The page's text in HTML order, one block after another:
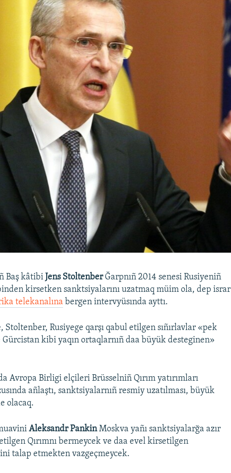
Baş kâtibi Jens Stoltenber Ğarpnıñ 2014 senesi Rusiyeniñ
kirsetken sanktsiyalarını uzatmaq müim ola, dep israr
telekanalına bergen intervyüsında ayttı.
Rusiyege qarşı qabul etilgen sıñırlavlar «pek
kibi yaqın ortaqlarnıñ daa büyük desteginen»
Avropa Birligi elçileri Brüsselniñ Qırım yatırımları
añlaştı, sanktsiyalarnıñ resmiy uzatılması, büyük
olacaq.
Aleksandr PankinMoskva yañı sanktsiyalarğa azır
Qırımnı bermeycek ve daa evel kirsetilgen
talap etmekten vazgeçmeycek.